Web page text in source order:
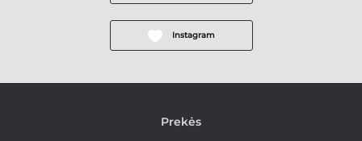
Instagram
Prekės